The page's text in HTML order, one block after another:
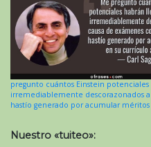
pregunto cuántos Einstein
irremediablemente descorazonados
hastío generado por acumular
Nuestro «tuiteo»: